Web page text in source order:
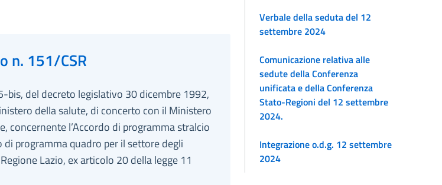
n. 151/CSR
bis, del decreto legislativo 30 dicembre 1992,
della salute, di concerto con il Ministero
concernente l’Accordo di programma stralcio
di programma quadro per il settore degli
Lazio, ex articolo 20 della legge 11
Verbale della seduta del 12
settembre 2024
Comunicazione relativa alle
sedute della Conferenza
unificata e della Conferenza
Stato-Regioni del 12 settembre
2024.
Integrazione o.d.g. 12 settembre
2024